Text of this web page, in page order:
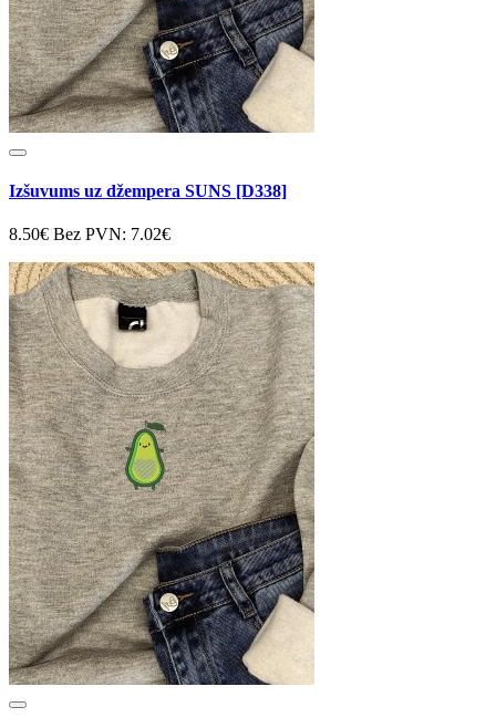
Izšuvums uz džempera SUNS [D338]
8.50€ Bez PVN: 7.02€